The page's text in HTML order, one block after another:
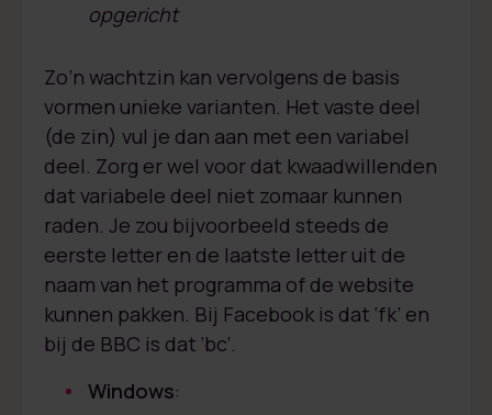
opgericht
Zo’n wachtzin kan vervolgens de basis
vormen unieke varianten. Het vaste deel
(de zin) vul je dan aan met een variabel
deel. Zorg er wel voor dat kwaadwillenden
dat variabele deel niet zomaar kunnen
raden. Je zou bijvoorbeeld steeds de
eerste letter en de laatste letter uit de
naam van het programma of de website
kunnen pakken. Bij Facebook is dat ‘fk’ en
bij de BBC is dat ‘bc’.
Windows: